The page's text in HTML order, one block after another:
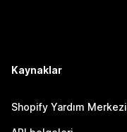
Kaynaklar
Shopify Yardım Merkezi